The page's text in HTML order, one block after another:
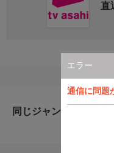
エラー
通信に問題
直
同じジャンルのおすす